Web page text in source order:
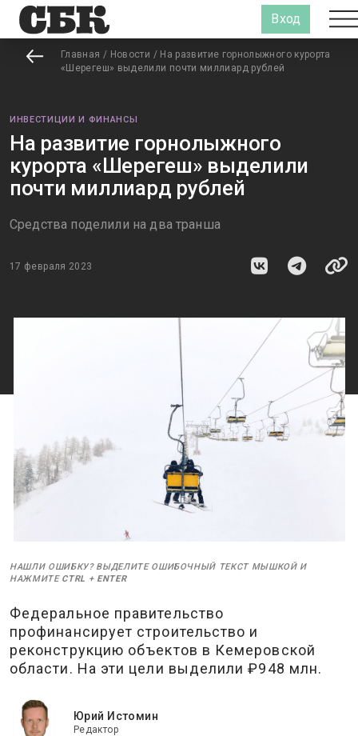
Вход
Главная / Новости / На развитие горнолыжного курорта
«Шерегеш» выделили почти миллиард рублей
ИНВЕСТИЦИИ И ФИНАНСЫ
На развитие горнолыжного
курорта «Шерегеш» выделили
почти миллиард рублей
Средства поделили на два транша
17 февраля 2023
НАШЛИ ОШИБКУ? ВЫДЕЛИТЕ ОШИБОЧНЫЙ ТЕКСТ МЫШКОЙ И
НАЖМИТЕ CTRL + ENTER
Федеральное правительство
профинансирует строительство и
реконструкцию объектов в Кемеровской
области. На эти цели выделили ₽948 млн.
Юрий Истомин
Редактор